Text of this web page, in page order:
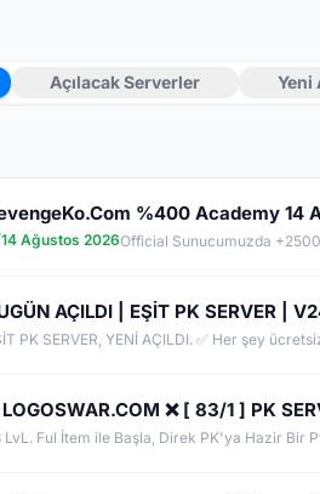
Açılacak Serverler Yeni
14 Ağustos 2026